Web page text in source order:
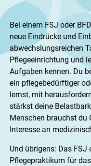
Bei einem FSJ oder
neue Eindrücke und
abwechslungsreichen
Pflegeeinrichtung und
Aufgaben kennen. Du
ein pflegebedürftiger
lernst, mit
stärkst deine
Menschen brauchst du
Interesse an
Und übrigens: Das FSJ
Pflegepraktikum für